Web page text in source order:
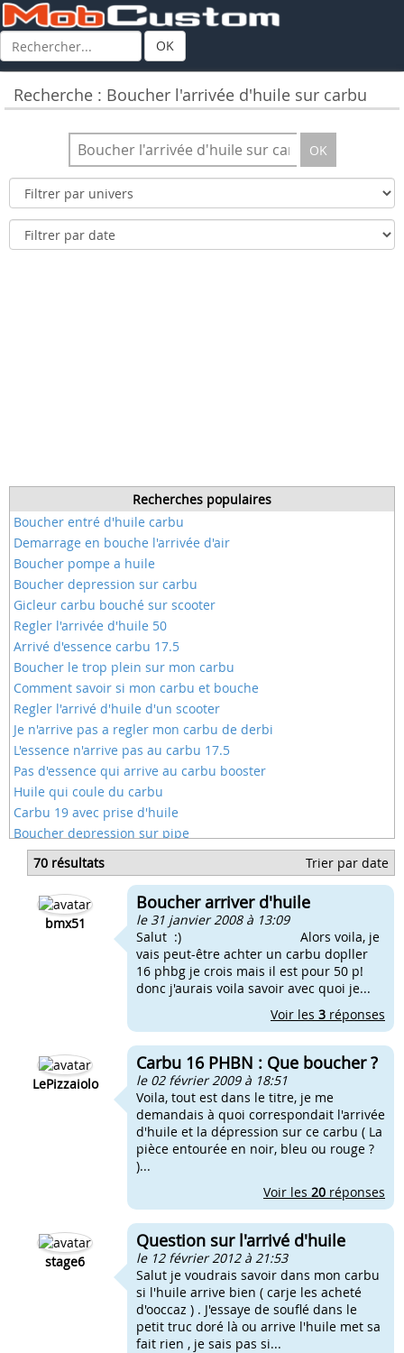
OK
Recherche : Boucher l'arrivée d'huile sur carbu
OK
Recherches populaires
Boucher entré d'huile carbu
Demarrage en bouche l'arrivée d'air
Boucher pompe a huile
Boucher depression sur carbu
Gicleur carbu bouché sur scooter
Regler l'arrivée d'huile 50
Arrivé d'essence carbu 17.5
Boucher le trop plein sur mon carbu
Comment savoir si mon carbu et bouche
Regler l'arrivé d'huile d'un scooter
Je n'arrive pas a regler mon carbu de derbi
L'essence n'arrive pas au carbu 17.5
Pas d'essence qui arrive au carbu booster
Huile qui coule du carbu
Carbu 19 avec prise d'huile
Boucher depression sur pipe
Boucher decompresseur culasse
Gicleur bouché ? moto
Comment boucher decompresseur
Mon pot de booster est boucher
70 résultats Trier par date
bmx51
Boucher arriver d'huile
le 31 janvier 2008 à 13:09
Salut :) Alors voila, je
vais peut-être achter un carbu dopller
16 phbg je crois mais il est pour 50 p!
donc j'aurais voila savoir avec quoi je...
Voir les 3 réponses
LePizzaiolo
Carbu 16 PHBN : Que boucher ?
le 02 février 2009 à 18:51
Voila, tout est dans le titre, je me
demandais à quoi correspondait l'arrivée
d'huile et la dépression sur ce carbu ( La
pièce entourée en noir, bleu ou rouge ?
)...
Voir les 20 réponses
stage6
Question sur l'arrivé d'huile
le 12 février 2012 à 21:53
Salut je voudrais savoir dans mon carbu
si l'huile arrive bien ( carje les acheté
d'ooccaz ) . J'essaye de souflé dans le
petit truc doré là ou arrive l'huile met sa
fait rien , je sais pas si...